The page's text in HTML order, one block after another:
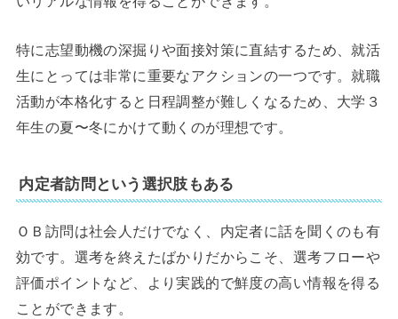
特に志望動機の深掘りや面接対策に直結するため、就活
生にとっては非常に重要なアクションの一つです。就職
活動が本格化すると日程調整が難しくなるため、大学３
年生の夏〜冬にかけて動くのが理想です。
内定者訪問という選択肢もある
ＯＢ訪問は社会人だけでなく、内定者に話を聞くのも有
効です。選考を終えたばかりだからこそ、選考フローや
評価ポイントなど、より実践的で鮮度の高い情報を得る
ことができます。